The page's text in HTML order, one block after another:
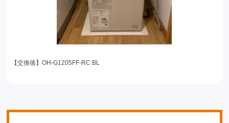
【交換後】OH-G1205FF-RC BL